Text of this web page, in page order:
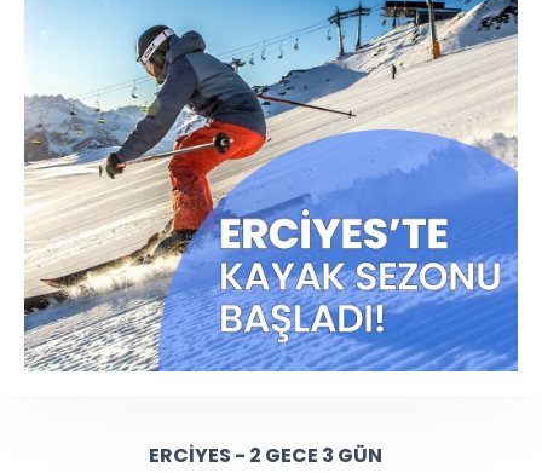
ERCIYES - 2 GECE 3 GÜN